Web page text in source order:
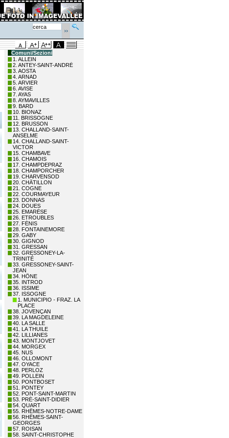
Comuni/Sezioni
1. ALLEIN
2. ANTEY-SAINT-ANDRÉ
3. AOSTA
4. ARNAD
5. ARVIER
6. AVISE
7. AYAS
8. AYMAVILLES
9. BARD
10. BIONAZ
11. BRISSOGNE
12. BRUSSON
13. CHALLAND-SAINT-
ANSELME
14. CHALLAND-SAINT-
VICTOR
15. CHAMBAVE
16. CHAMOIS
17. CHAMPDEPRAZ
18. CHAMPORCHER
19. CHARVENSOD
20. CHÂTILLON
21. COGNE
22. COURMAYEUR
23. DONNAS
24. DOUES
25. EMARÈSE
26. ETROUBLES
27. FÉNIS
28. FONTAINEMORE
29. GABY
30. GIGNOD
31. GRESSAN
32. GRESSONEY-LA-
TRINITÉ
33. GRESSONEY-SAINT-
JEAN
34. HÔNE
35. INTROD
36. ISSIME
37. ISSOGNE
1. MUNICIPIO - FRAZ. LA
PLACE
38. JOVENÇAN
39. LA MAGDELEINE
40. LA SALLE
41. LA THUILE
42. LILLIANES
43. MONTJOVET
44. MORGEX
45. NUS
46. OLLOMONT
47. OYACE
48. PERLOZ
49. POLLEIN
50. PONTBOSET
51. PONTEY
52. PONT-SAINT-MARTIN
53. PRÉ-SAINT-DIDIER
54. QUART
55. RHÊMES-NOTRE-DAME
56. RHÊMES-SAINT-
GEORGES
57. ROISAN
58. SAINT-CHRISTOPHE